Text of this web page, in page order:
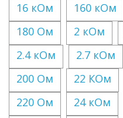
16 кОм
160 кОм
180 Ом
2 кОм
2.4 кОм
2.7 кОм
200 Ом
22 КОм
220 Ом
24 кОм